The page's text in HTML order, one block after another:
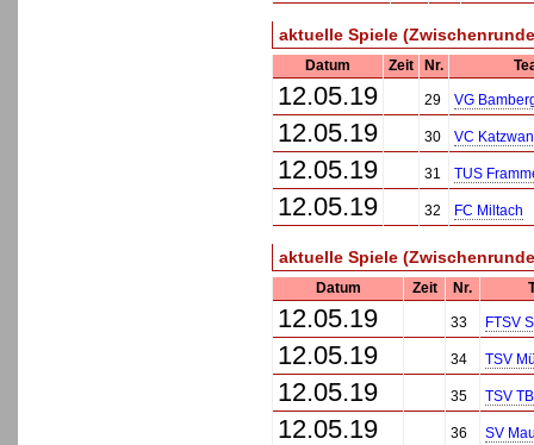
aktuelle Spiele
Datum Zeit Nr.
12.05.19 29 VG
12.05.19 30 VC
12.05.19 31 TUS
12.05.19 32 FC Miltach
aktuelle Spiele
Datum Zeit Nr.
12.05.19 33 FTSV
12.05.19 34 TSV
12.05.19 35 TSV
12.05.19 36 SV